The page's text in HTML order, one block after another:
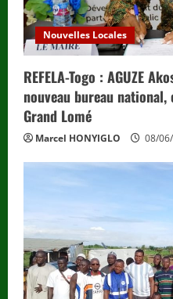
Nouvelles Locales
REFELA-Togo : AGUZE
nouveau bureau
Grand Lomé
Marcel HONYIGLO 08/